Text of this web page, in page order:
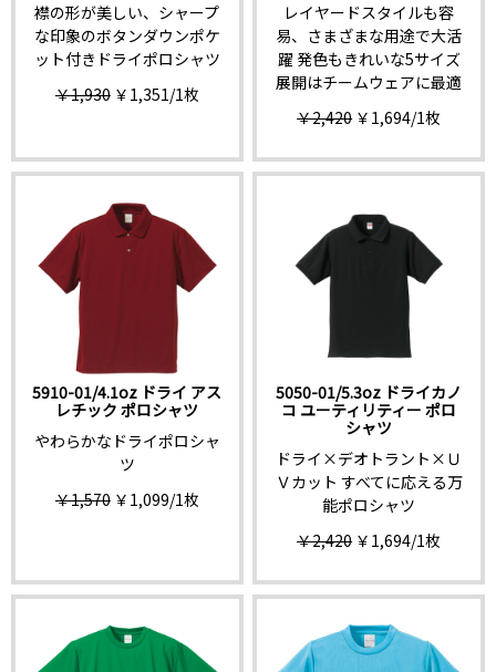
襟の形が美しい、シャープ
な印象のボタンダウンポケ
ット付きドライポロシャツ
￥1,930 ￥1,351/1枚
レイヤードスタイルも容
易、さまざまな用途で大活
躍 発色もきれいな5サイズ
展開はチームウェアに最適
￥2,420 ￥1,694/1枚
5910-01/4.1oz ドライ アス
レチック ポロシャツ
やわらかなドライポロシャ
ツ
￥1,570 ￥1,099/1枚
5050-01/5.3oz ドライカノ
コ ユーティリティー ポロ
シャツ
ドライ×デオトラント×Ｕ
Ｖカット すべてに応える万
能ポロシャツ
￥2,420 ￥1,694/1枚